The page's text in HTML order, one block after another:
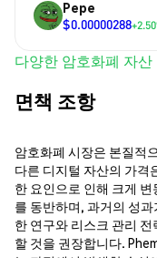
Pepe
$0.00000288
다양한 암호화폐 자산
면책 조항
암호화폐 시장은 본질적
다른 디지털 자산의 가격
한 요인으로 인해 크게
를 동반하며, 과거의 성
한 연구와 리스크 관리
할 것을 권장합니다.